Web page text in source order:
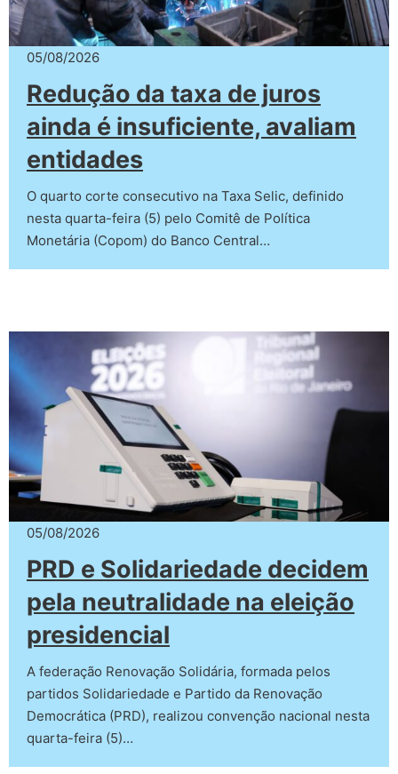
05/08/2026
Redução da taxa de juros
ainda é insuficiente, avaliam
entidades
O quarto corte consecutivo na Taxa Selic, definido
nesta quarta-feira (5) pelo Comitê de Política
Monetária (Copom) do Banco Central…
05/08/2026
PRD e Solidariedade decidem
pela neutralidade na eleição
presidencial
A federação Renovação Solidária, formada pelos
partidos Solidariedade e Partido da Renovação
Democrática (PRD), realizou convenção nacional nesta
quarta-feira (5)…